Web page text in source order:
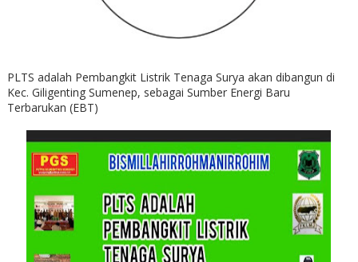
PLTS adalah Pembangkit Listrik Tenaga Surya akan dibangun di
Kec. Giligenting Sumenep, sebagai Sumber Energi Baru
Terbarukan (EBT)